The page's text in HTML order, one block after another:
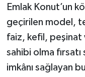
Emlak Konut’un
geçirilen model,
faiz, kefil, peşinat
sahibi olma
imkânı sağlayan